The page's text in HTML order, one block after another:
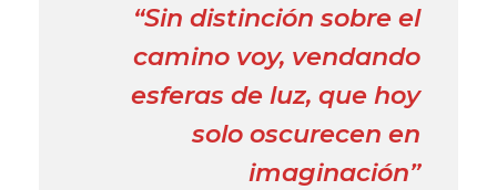
“Sin distinción sobre el
camino voy, vendando
esferas de luz, que hoy
solo oscurecen en
imaginación”